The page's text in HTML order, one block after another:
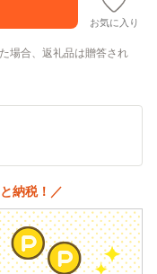
お気に入り
場合、返礼品は贈答され
納税！／